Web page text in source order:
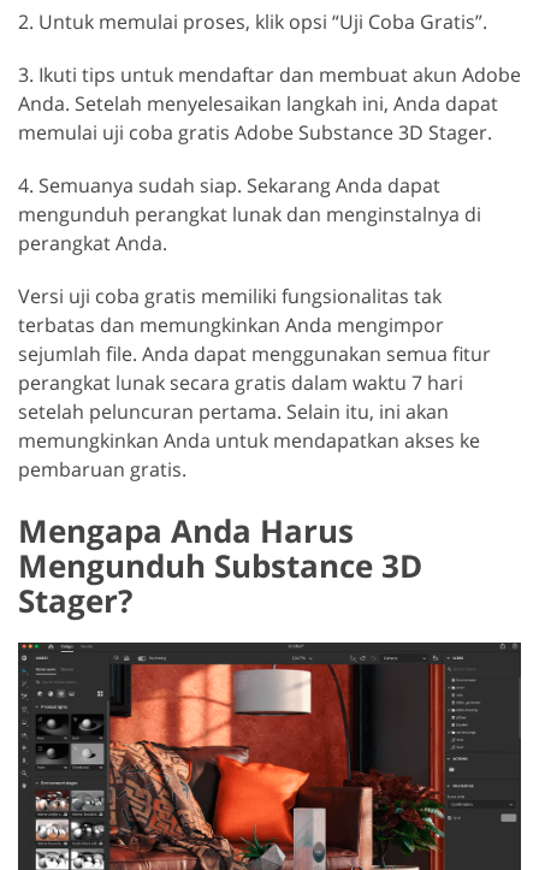
2. Untuk memulai proses, klik opsi “Uji Coba Gratis”.
3. Ikuti tips untuk mendaftar dan membuat akun Adobe
Anda. Setelah menyelesaikan langkah ini, Anda dapat
memulai uji coba gratis Adobe Substance 3D Stager.
4. Semuanya sudah siap. Sekarang Anda dapat
mengunduh perangkat lunak dan menginstalnya di
perangkat Anda.
Versi uji coba gratis memiliki fungsionalitas tak
terbatas dan memungkinkan Anda mengimpor
sejumlah file. Anda dapat menggunakan semua fitur
perangkat lunak secara gratis dalam waktu 7 hari
setelah peluncuran pertama. Selain itu, ini akan
memungkinkan Anda untuk mendapatkan akses ke
pembaruan gratis.
Mengapa Anda Harus
Mengunduh Substance 3D
Stager?